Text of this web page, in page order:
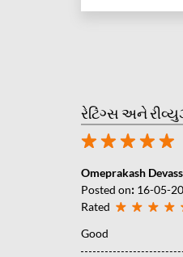
રેટિંગ્સ અને
Omeprakash
Posted on: 16-05-
Rated
Good